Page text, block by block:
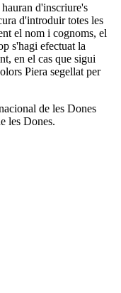
hauran d'inscriure's
d'introduir totes les
el nom i cognoms, el
s'hagi efectuat la
en el cas que sigui
Piera segellat per
de les Dones
les Dones.